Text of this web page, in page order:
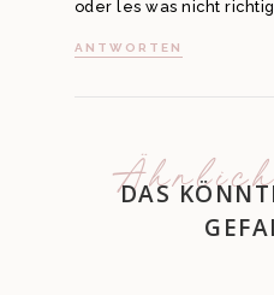
oder les was nicht
ANTWORTEN
DAS